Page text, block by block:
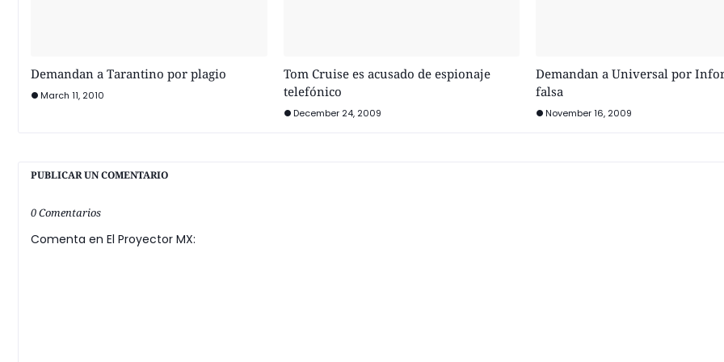
Demandan a Tarantino por plagio
March 11, 2010
Tom Cruise es acusado de espionaje
telefónico
December 24, 2009
Demandan a Universal por
falsa
November 16, 2009
PUBLICAR UN COMENTARIO
0 Comentarios
Comenta en El Proyector MX: